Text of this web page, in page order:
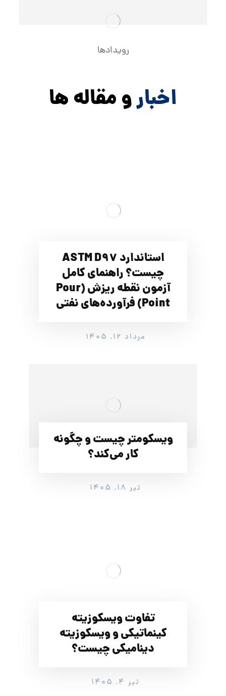
رویدادها
اخبارو مقاله ها
استاندارد ASTM D97
چیست؟ راهنمای کامل
آزمون نقطه ریزش (Pour
Point) فرآورده‌های نفتی
مرداد ۱۲, ۱۴۰۵
ویسکومتر چیست و چگونه
کار می‌کند؟
تیر ۱۸, ۱۴۰۵
تفاوت ویسکوزیته
کینماتیکی و ویسکوزیته
دینامیکی چیست؟
تیر ۴, ۱۴۰۵